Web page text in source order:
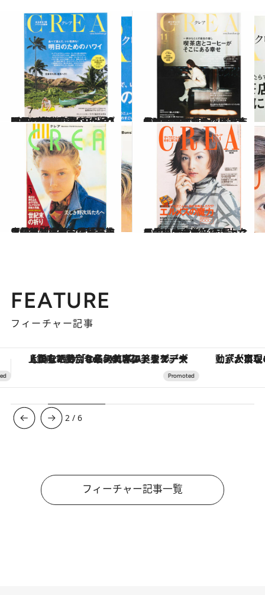
2025.8.10
CREA表紙プレイバック【2016年7月号～9月号】明日のためのハワイ、いまの47都道府県いいとこどり。、いい男がいっぱいだと幸せ。
カルチャー 2025.8.15
CREA表紙プレイバック【2016年10月号～12月号】がんばらなくてもきれいになれる。、喫茶店とコーヒーがそこにある幸せ、贈りものバイブル
カルチャー
2024.11.7
【CREA1990年1月号～3月号】独占インタビュー ワレサ「連帯」委員長夫人、ピルの自由化、宗教大特集「世紀末の祈り」
カルチャー 2024.11.7
【CREA2000年1月号～3月号】エルメスの魔力、ますます犬が好き！、女の占い大全集
カルチャー
FEATURE
フィーチャー記事
「大事なのは地域の意識を変えること」。ロレックス賞受賞の自然保護活動家が実現させたナイジェリアの自然環境の復活 ヴァシュロン・コンスタンタ
3 /6
フィーチャー記事一覧